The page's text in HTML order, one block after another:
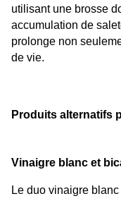
utilisant une brosse
accumulation de
prolonge non
de vie.
Produits alternatifs
Vinaigre blanc et
Le duo vinaigre